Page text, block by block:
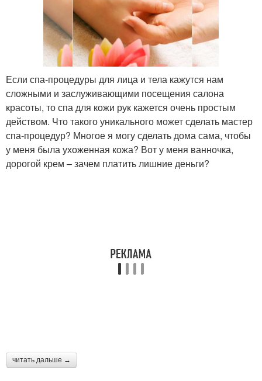
Если спа-процедуры для лица и тела кажутся нам
сложными и заслуживающими посещения салона
красоты, то спа для кожи рук кажется очень простым
действом. Что такого уникального может сделать мастер
спа-процедур? Многое я могу сделать дома сама, чтобы
у меня была ухоженная кожа? Вот у меня ванночка,
дорогой крем – зачем платить лишние деньги?
читать дальше →